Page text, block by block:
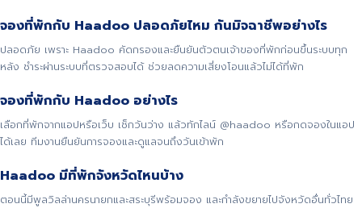
จองที่พักกับ Haadoo ปลอดภัยไหม กันมิจฉาชีพอย่างไร
ปลอดภัย เพราะ Haadoo คัดกรองและยืนยันตัวตนเจ้าของที่พักก่อนขึ้นระบบทุก
หลัง ชำระผ่านระบบที่ตรวจสอบได้ ช่วยลดความเสี่ยงโอนแล้วไม่ได้ที่พัก
จองที่พักกับ Haadoo อย่างไร
เลือกที่พักจากแอปหรือเว็บ เช็กวันว่าง แล้วทักไลน์ @haadoo หรือกดจองในแอป
ได้เลย ทีมงานยืนยันการจองและดูแลจนถึงวันเข้าพัก
Haadoo มีที่พักจังหวัดไหนบ้าง
ตอนนี้มีพูลวิลล่านครนายกและสระบุรีพร้อมจอง และกำลังขยายไปจังหวัดอื่นทั่วไทย